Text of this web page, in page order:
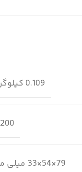
0.109 کیلوگرم
200 g
79×54×33 میلی متر